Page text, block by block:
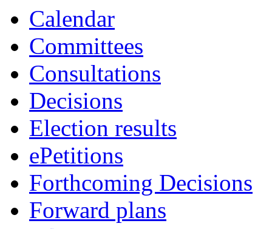
Calendar
Committees
Consultations
Decisions
Election results
ePetitions
Forthcoming Decisions
Forward plans